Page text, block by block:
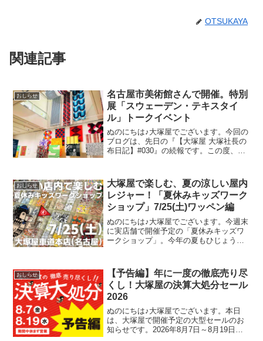
OTSUKAYA
関連記事
おしらせ
名古屋市美術館さんで開催。特別
展「スウェーデン・テキスタイ
ル」トークイベント
ぬのにちは♪大塚屋でございます。今回の
ブログは、先日の『【大塚屋 大塚社長の
布日記】#030』の続報です。この度、名
のタイトルは、特別展「スウェーデン・
テキスタイル 暮
おしらせ
大塚屋で楽しむ、夏の涼しい屋内
レジャー！「夏休みキッズワーク
ショップ」7/25(土)ワッペン編
ぬのにちは♪大塚屋でございます。今週末
に実店舗で開催予定の「夏休みキッズワ
ークショップ」。今年の夏もひじょうに
る、２日間限定のイベントです。その内
容は各店ごとに異なります
おしらせ
【予告編】年に一度の徹底売り尽
くし！大塚屋の決算大処分セール
2026
ぬのにちは♪大塚屋でございます。本日
は、大塚屋で開催予定の大型セールのお
知らせです。2026年8月7日～8月19日ま